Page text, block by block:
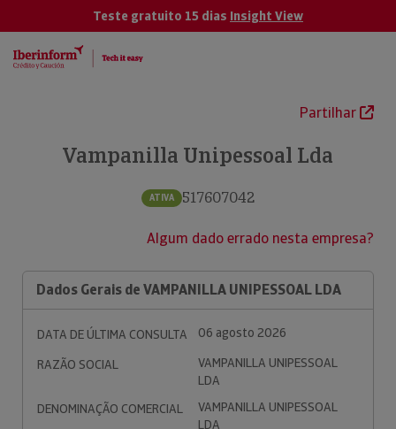
Teste gratuito 15 dias Insight View
Partilhar
Vampanilla Unipessoal Lda
ATIVA 517607042
Algum dado errado nesta empresa?
Dados Gerais de VAMPANILLA UNIPESSOAL LDA
DATA DE ÚLTIMA CONSULTA
06 agosto 2026
RAZÃO SOCIAL
VAMPANILLA UNIPESSOAL
LDA
DENOMINAÇÃO COMERCIAL
VAMPANILLA UNIPESSOAL
LDA